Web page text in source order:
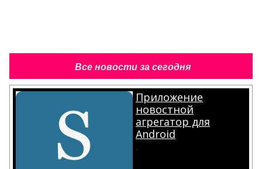
Все новости за сегодня
Приложение
новостной
агрегатор для
Android
.